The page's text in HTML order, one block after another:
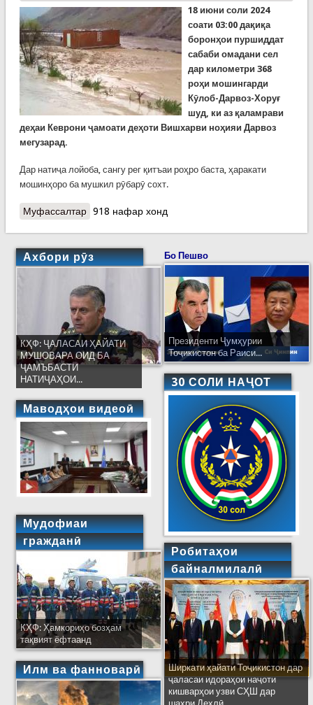
18 июни соли 2024
соати 03:00 дақиқа
боронҳои пуршиддат
сабаби омадани сел
дар километри 368
роҳи мошингарди
Кӯлоб-Дарвоз-Хоруғ
шуд, ки аз қаламрави
деҳаи Кеврони ҷамоати деҳоти Вишхарви ноҳияи Дарвоз
мегузарад.
Дар натиҷа лойоба, сангу рег қитъаи роҳро баста, ҳаракати
мошинҳоро ба мушкил рӯбарӯ сохт.
Муфассалтаро Сел дар Дарвоз
918 нафар хонд
Ахбори рӯз
КҲФ: ҶАЛАСАИ ҲАЙАТИ
МУШОВАРА ОИД БА
ҶАМЪБАСТИ
НАТИҶАҲОИ...
Маводҳои видеоӣ
Мудофиаи
гражданӣ
КҲФ: Ҳамкориҳо бозҳам
тақвият ёфтаанд
Илм ва фанноварӣ
Бо Пешво
Президенти Ҷумҳурии
Тоҷикистон ба Раиси...
30 СОЛИ НАҶОТ
Робитаҳои
байналмилалӣ
Ширкати ҳайати Тоҷикистон дар
ҷаласаи идораҳои наҷоти
кишварҳои узви СҲШ дар